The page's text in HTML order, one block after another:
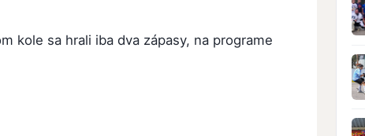
kole sa hrali iba dva zápasy, na programe